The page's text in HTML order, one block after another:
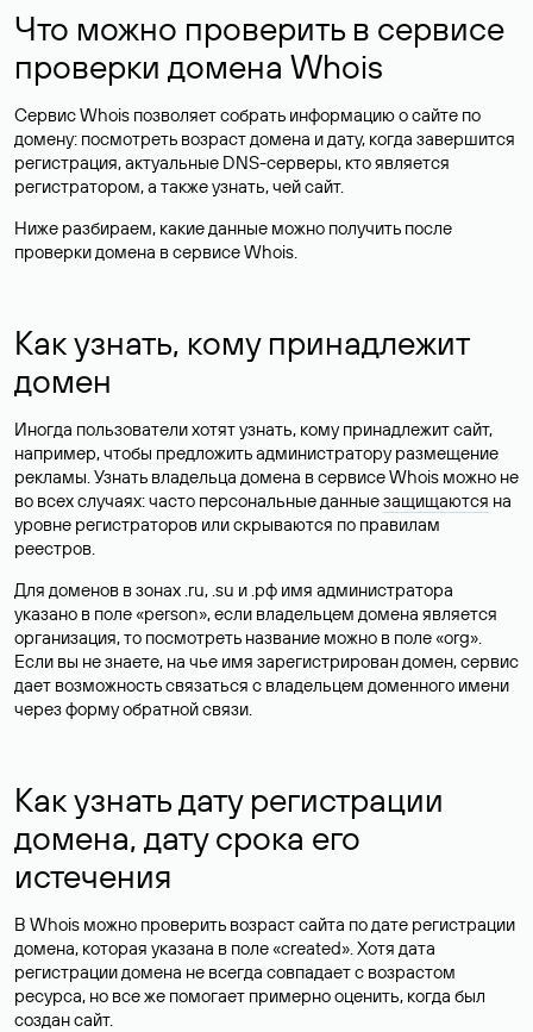
Что можно проверить в сервисе
проверки домена Whois
Сервис Whois позволяет собрать информацию о сайте по
домену: посмотреть возраст домена и дату, когда завершится
регистрация, актуальные DNS-серверы, кто является
регистратором, а также узнать, чей сайт.
Ниже разбираем, какие данные можно получить после
проверки домена в сервисе Whois.
Как узнать, кому принадлежит
домен
Иногда пользователи хотят узнать, кому принадлежит сайт,
например, чтобы предложить администратору размещение
рекламы. Узнать владельца домена в сервисе Whois можно не
во всех случаях: часто персональные данныезащищаются на
уровне регистраторов или скрываются по правилам
реестров.
Для доменов в зонах .ru, .su и .рф имя администратора
указано в поле «person», если владельцем домена является
организация, то посмотреть название можно в поле «org».
Если вы не знаете, на чье имя зарегистрирован домен, сервис
дает возможность связаться с владельцем доменного имени
через форму обратной связи.
Как узнать дату регистрации
домена, дату срока его
истечения
В Whois можно проверить возраст сайта по дате регистрации
домена, которая указана в поле «created». Хотя дата
регистрации домена не всегда совпадает с возрастом
ресурса, но все же помогает примерно оценить, когда был
создан сайт.